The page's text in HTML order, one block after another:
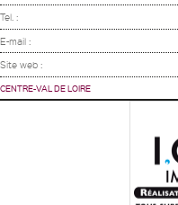
Tel. :
E-mail :
Site web :
CENTRE-VAL DE LOIRE